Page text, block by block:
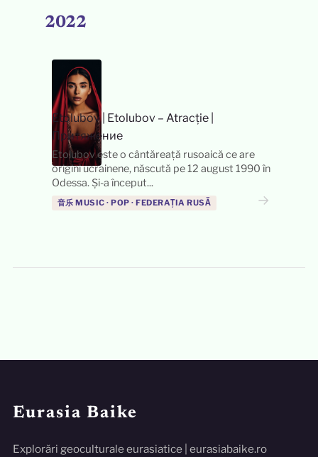
2022
Etolubov Etolubov – Atracție |
Притяжение
Etolubov este o cântăreață rusoaică ce are
origini ucrainene, născută pe 12 august 1990 în
Odessa. Și-a început...
音乐 MUSIC · POP · FEDERAȚIA RUSĂ →
Eurasia Baike
Explorări geoculturale eurasiatice | eurasiabaike.ro